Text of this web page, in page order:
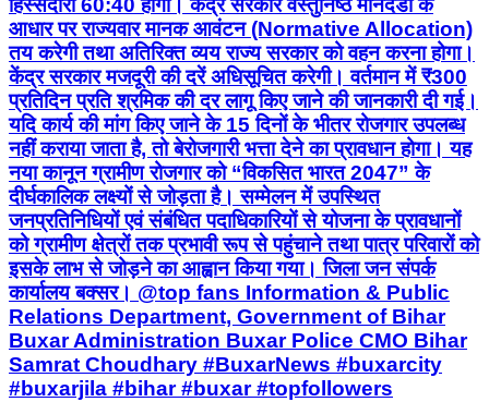
हिस्सेदारी 60:40 होगी। केंद्र सरकार वस्तुनिष्ठ मानदंडों के
आधार पर राज्यवार मानक आवंटन (Normative Allocation)
तय करेगी तथा अतिरिक्त व्यय राज्य सरकार को वहन करना होगा।
केंद्र सरकार मजदूरी की दरें अधिसूचित करेगी। वर्तमान में ₹300
प्रतिदिन प्रति श्रमिक की दर लागू किए जाने की जानकारी दी गई।
यदि कार्य की मांग किए जाने के 15 दिनों के भीतर रोजगार उपलब्ध
नहीं कराया जाता है, तो बेरोजगारी भत्ता देने का प्रावधान होगा। यह
नया कानून ग्रामीण रोजगार को “विकसित भारत 2047” के
दीर्घकालिक लक्ष्यों से जोड़ता है। सम्मेलन में उपस्थित
जनप्रतिनिधियों एवं संबंधित पदाधिकारियों से योजना के प्रावधानों
को ग्रामीण क्षेत्रों तक प्रभावी रूप से पहुंचाने तथा पात्र परिवारों को
इसके लाभ से जोड़ने का आह्वान किया गया। जिला जन संपर्क
कार्यालय बक्सर। @top fans Information & Public
Relations Department, Government of Bihar
Buxar Administration Buxar Police CMO Bihar
Samrat Choudhary #BuxarNews #buxarcity
#buxarjila #bihar #buxar #topfollowers